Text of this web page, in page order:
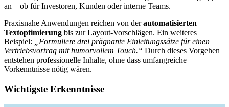
an – ob für Investoren, Kunden oder interne Teams.
Praxisnahe Anwendungen reichen von derautomatisierten
Textoptimierung bis zur Layout-Vorschlägen. Ein weiteres
Beispiel:
„Formuliere drei prägnante Einleitungssätze für einen
Vertriebsvortrag mit humorvollem Touch.“ Durch dieses Vorgehen
entstehen professionelle Inhalte, ohne dass umfangreiche
Vorkenntnisse nötig wären.
Wichtigste Erkenntnisse